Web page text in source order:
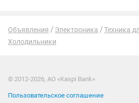
Объявления Электроника
Техника
Холодильники
© 2012-2026, АО «Kaspi Bank»
Пользовательское соглашение